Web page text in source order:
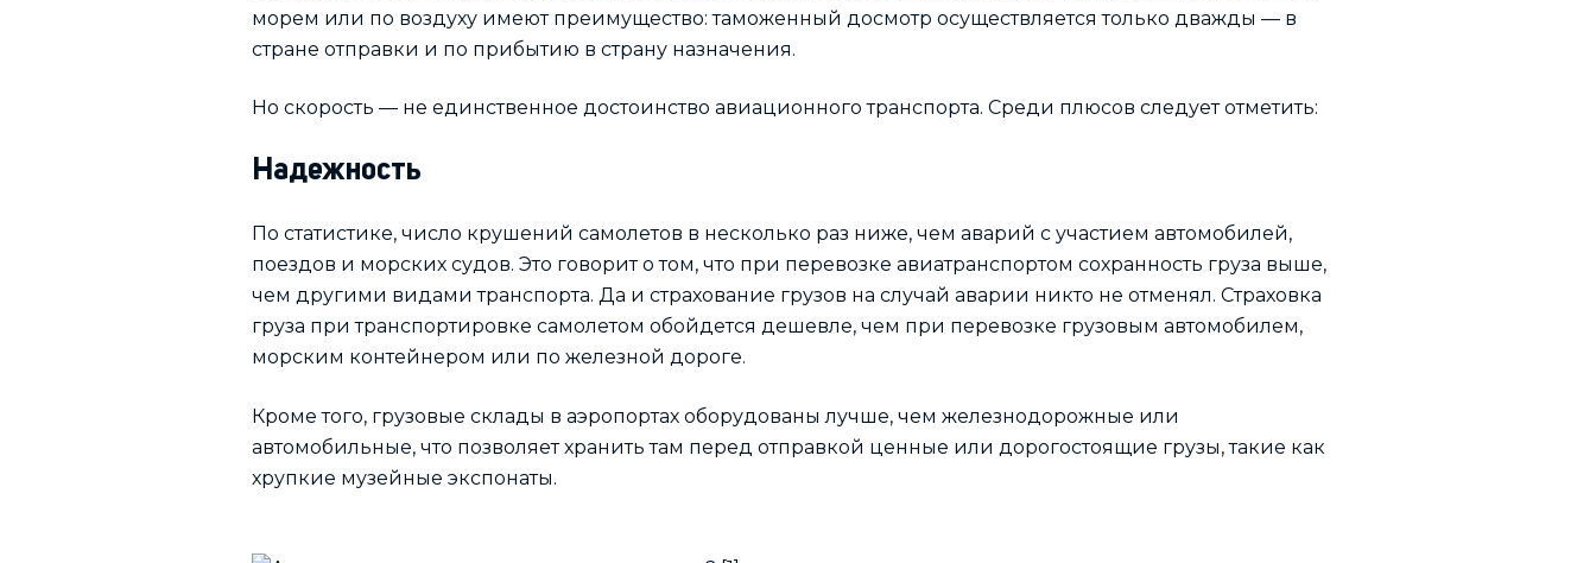
морем или по воздуху имеют преимущество: таможенный досмотр осуществляется только дважды — в
стране отправки и по прибытию в страну назначения.
Но скорость — не единственное достоинство авиационного транспорта. Среди плюсов следует отметить:
Надежность
По статистике, число крушений самолетов в несколько раз ниже, чем аварий с участием автомобилей,
поездов и морских судов. Это говорит о том, что при перевозке авиатранспортом сохранность груза выше,
чем другими видами транспорта. Да и страхование грузов на случай аварии никто не отменял. Страховка
груза при транспортировке самолетом обойдется дешевле, чем при перевозке грузовым автомобилем,
морским контейнером или по железной дороге.
Кроме того, грузовые склады в аэропортах оборудованы лучше, чем железнодорожные или
автомобильные, что позволяет хранить там перед отправкой ценные или дорогостоящие грузы, такие как
хрупкие музейные экспонаты.